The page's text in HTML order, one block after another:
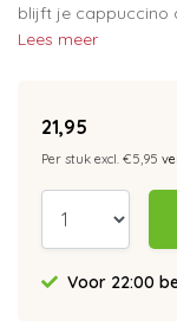
blijft je cappuccino
Lees meer
21,95
Per stuk excl. €5,95
Voor 22:00